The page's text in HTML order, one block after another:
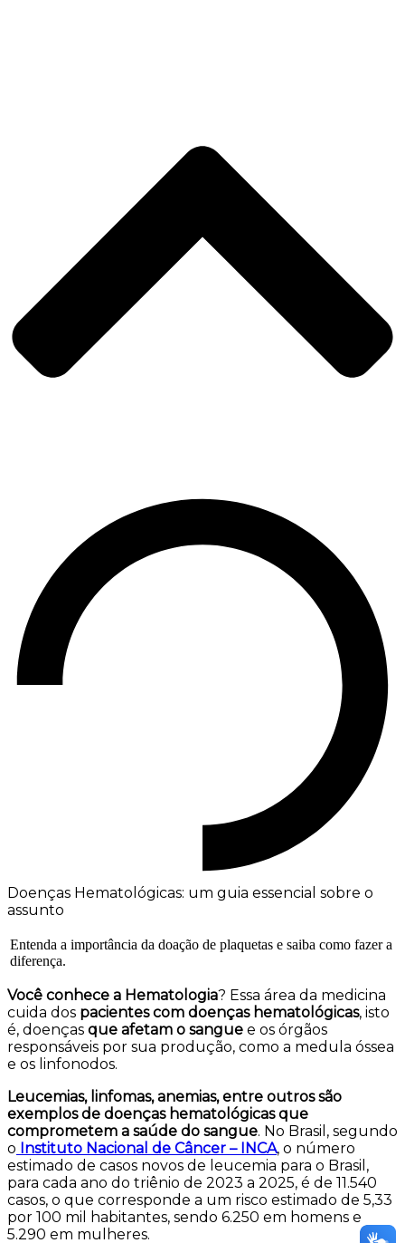
Doenças Hematológicas: um guia essencial sobre o
assunto
Entenda a importância da doação de plaquetas e saiba como fazer a
diferença.
Você conhece a Hematologia? Essa área da medicina
cuida dos pacientes com doenças hematológicas, isto
é, doenças que afetam o sangue e os órgãos
responsáveis por sua produção, como a medula óssea
e os linfonodos.
Leucemias, linfomas, anemias, entre outros são
exemplos de doenças hematológicas que
comprometem a saúde do sangue. No Brasil, segundo
o Instituto Nacional de Câncer – INCA, o número
estimado de casos novos de leucemia para o Brasil,
para cada ano do triênio de 2023 a 2025, é de 11.540
casos, o que corresponde a um risco estimado de 5,33
por 100 mil habitantes, sendo 6.250 em homens e
5.290 em mulheres.